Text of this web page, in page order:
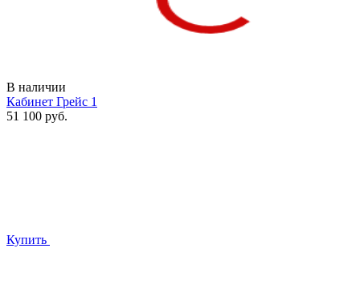
В наличии
Кабинет Грейс 1
51 100 руб.
Купить